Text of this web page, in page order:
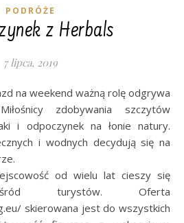
PODRÓŻE
z Herbals
7 lipca, 2019
zdobywania szczytów
i odpoczynek na łonie natury.
i wodnych decydują się na
od wielu lat cieszy się
turystów. Oferta
skierowana jest do wszystkich